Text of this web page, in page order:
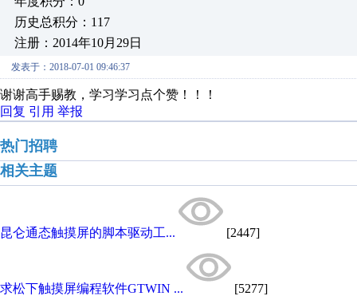
历史总积分：117
注册：2014年10月29日
发表于：2018-07-01 09:46:37
谢谢高手赐教，学习学习点个赞！！！
回复 引用 举报
热门招聘
相关主题
昆仑通态触摸屏的脚本驱动工... [2447]
求松下触摸屏编程软件GTWIN ... [5277]